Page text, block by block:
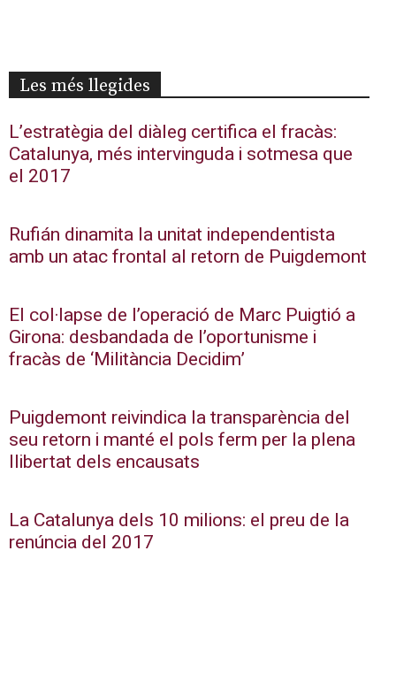
Les més llegides
L’estratègia del diàleg certifica el fracàs:
Catalunya, més intervinguda i sotmesa que
el 2017
Rufián dinamita la unitat independentista
amb un atac frontal al retorn de Puigdemont
El col·lapse de l’operació de Marc Puigtió a
Girona: desbandada de l’oportunisme i
fracàs de ‘Militància Decidim’
Puigdemont reivindica la transparència del
seu retorn i manté el pols ferm per la plena
llibertat dels encausats
La Catalunya dels 10 milions: el preu de la
renúncia del 2017